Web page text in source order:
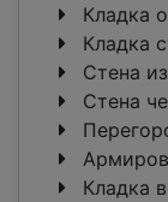
Кладка
Кладка
Стена
Стена
Кладка